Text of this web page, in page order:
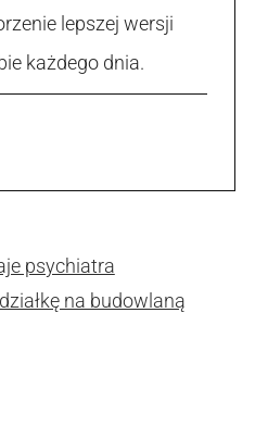
lepszej wersji
każdego dnia.
psychiatra
na budowlaną